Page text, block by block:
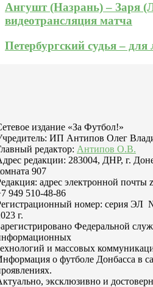
Ангушт (Назрань) – Заря
видеотрансляция матча
Петербургский судья – для
издание «За Футбол!»
ИП Антипов Олег
редактор: Антипов О.В.
редакции: 283004, ДНР, г.
907
адрес электронной почты
949 510-48-86
номер: серия ЭЛ
г.
Федеральной
и массовых
о футболе Донбасса в
эксклюзивно и